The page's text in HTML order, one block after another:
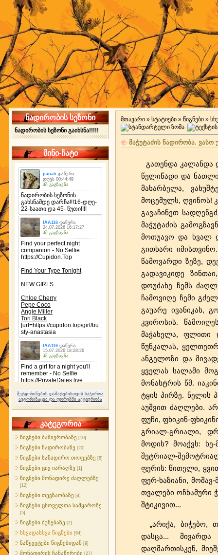
ნადირობის სეზონი
ნადირობის სეზონი გაიხსნა!!!!!
მინი-ჩატი
შეტყობინების დამატებისთვის საჭიროა
ავტორიზაცია და ფორუმში აქტიურობა
კატეგორია
წიგნები ბაზიერობაზე [10]
წიგნები ნადირობაზე [20]
წიგნები სანადირო თოფებზე [8]
წიგნები ცივ იარაღზე [1]
წიგნები მონადირე ძაღლებზე
[12]
წიგნები თევზაობაზე [4]
წიგნები ცხოველთა სამყაროზე
[5]
წიგნები ბუნებაზე [2]
სხვადასხვა წიგნები [64]
ნაწყვეტები წიგნებიდან [9]
მონადირის ჩანაწერები [27]
მთავარი » სტატიები » წიგნები »
მაჭუტაძის ნადირობა. ვასო
გათენდა კალანდა
წელიწადი და
მახარბელა,
მოცემულს, ღვინოს!
გავაჩინეთ
მაჭუტაძის
მოთუავო და ხვალ
გითხარი
წამოვარდი ზეზე,
გადავიკიდე
დოუძახე ჩემს
ჩამოვიღე ჩემი
გაუარე ივანიკას,
კვიროსის.
მაჭახელა, ფლითი
წუნკალას,
ანგელოზი და
ყველას სალამი
მონასტრის წმ.
ტყის პირზე. ნელის
აუშვით ძაღლები.
ფუჩი, ფხიკინ-
გრიალ-გრიალი,
მოდის? მოაქვს: ხე-
შეტრიალ-
ფერის: წითელი,
ფერ-ხაზიანი,
თვალები ოჩხამური
შტიკივით...
_ „არიქა, ბიჭებო,
დასცა...
დაღმართისკენ,